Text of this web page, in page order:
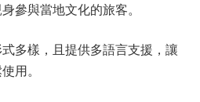
參與當地文化的旅客。
多樣，且提供多語言支援，讓
用。